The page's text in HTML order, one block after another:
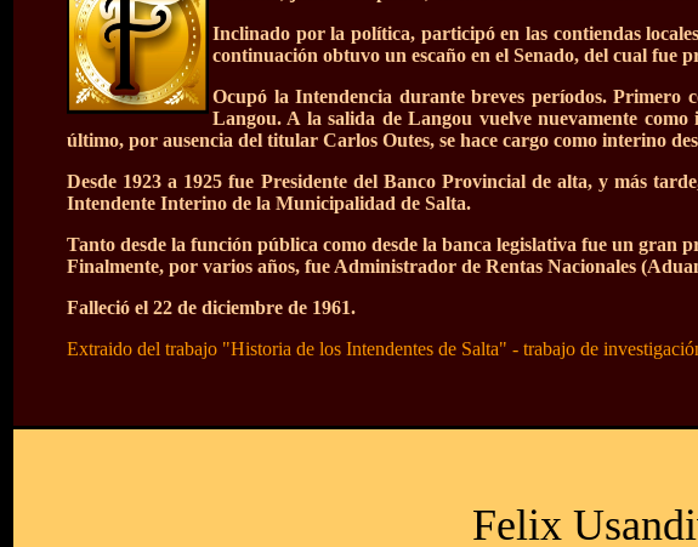
Inclinado por la política, participó en las contiendas
continuación obtuvo un escaño en el Senado, del cual
Ocupó la Intendencia durante breves períodos. Primero
Langou. A la salida de Langou vuelve nuevamente
último, por ausencia del titular Carlos Outes, se hace cargo como interino
Desde 1923 a 1925 fue Presidente del Banco Provincial de alta, y más
Intendente Interino de la Municipalidad de Salta.
Tanto desde la función pública como desde la banca legislativa fue un gran
Finalmente, por varios años, fue Administrador de Rentas Nacionales
Falleció el 22 de diciembre de 1961.
Extraido del trabajo "Historia de los Intendentes de Salta" - trabajo de
Felix